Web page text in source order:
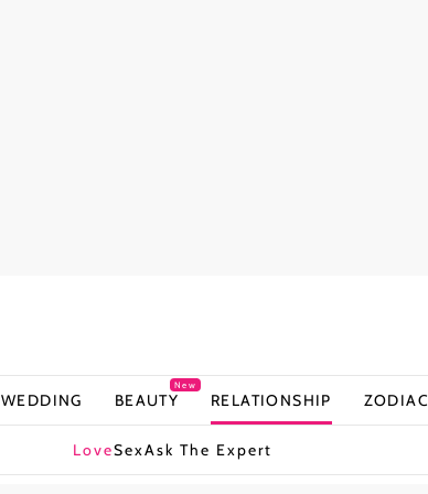
WEDDING BEAUTY
New
RELATIONSHIP ZODIAC
LoveSexAsk The Expert